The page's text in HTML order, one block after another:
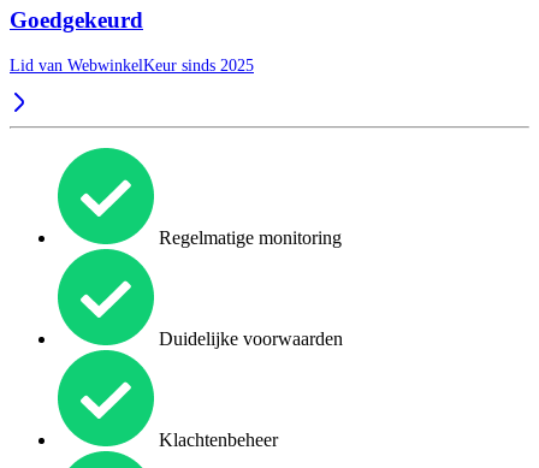
Goedgekeurd
Lid van WebwinkelKeur sinds 2025
Regelmatige monitoring
Duidelijke voorwaarden
Klachtenbeheer